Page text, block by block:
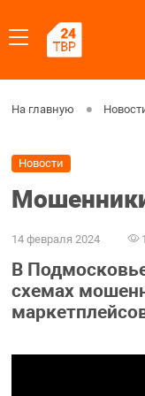
На главную
Новости
14 февраля 2024
В
схемах